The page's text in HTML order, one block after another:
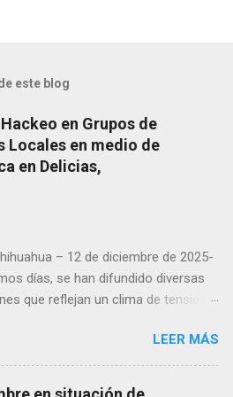
este blog
en Grupos de
Locales en medio de
en Delicias,
– 12 de diciembre de 2025-
días, se han difundido diversas
que reflejan un clima de tensión
sobre presuntas irregularidades
elementos de la Fiscalía General de
así como manifestaciones de
LEER MÁS